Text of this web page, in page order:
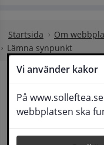
Vi använder kakor
På
webbplatsen ska
Startsida
Om
Lämna synpunkt
Lämna synpunkt
Här kan du